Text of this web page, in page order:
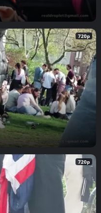
720p
720p